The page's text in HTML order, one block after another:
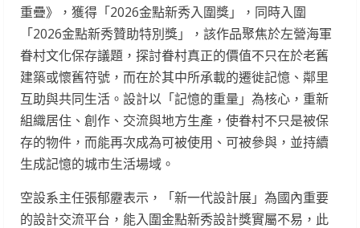
重疊》，獲得「2026金點新秀入圍獎」，同時入圍
「2026金點新秀贊助特別獎」，該作品聚焦於左營海軍
眷村文化保存議題，探討眷村真正的價值不只在於老舊
建築或懷舊符號，而在於其中所承載的遷徙記憶、鄰里
互助與共同生活。設計以「記憶的重量」為核心，重新
組織居住、創作、交流與地方生產，使眷村不只是被保
存的物件，而能再次成為可被使用、可被參與，並持續
生成記憶的城市生活場域。
空設系主任張郁靂表示，「新一代設計展」為國內重要
的設計交流平台，能入圍金點新秀設計獎實屬不易，此